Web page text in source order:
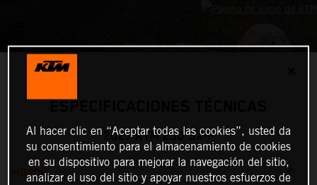
2027 KTM 250 SX-F
MOTOR
Al hacer clic en “Aceptar todas las cookies”, usted da
su consentimiento para el almacenamiento de cookies
en su dispositivo para mejorar la navegación del sitio,
analizar el uso del sitio y apoyar nuestros esfuerzos de